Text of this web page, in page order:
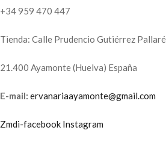
+34 959 470 447
Tienda: Calle Prudencio Gutiérrez
21.400 Ayamonte (Huelva) España
E-mail: ervanariaayamonte@gmail.com
Zmdi-facebook Instagram